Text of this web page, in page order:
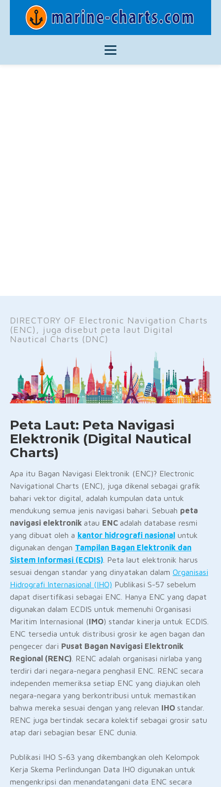
DIRECTORY OF Electronic Navigation Charts
(ENC), juga disebut peta laut Digital
Nautical Charts (DNC)
Peta Laut: Peta Navigasi
Elektronik (Digital Nautical
Charts)
Apa itu Bagan Navigasi Elektronik (ENC)? Electronic
Navigational Charts (ENC), juga dikenal sebagai grafik
bahari vektor digital, adalah kumpulan data untuk
mendukung semua jenis navigasi bahari. Sebuah peta
navigasi elektronik atau ENC adalah database resmi
yang dibuat oleh a kantor hidrografi nasional untuk
digunakan dengan Tampilan Bagan Elektronik dan
Sistem Informasi (ECDIS) . Peta laut elektronik harus
sesuai dengan standar yang dinyatakan dalam Organisasi
Hidrografi Internasional (IHO) Publikasi S-57 sebelum
dapat disertifikasi sebagai ENC. Hanya ENC yang dapat
digunakan dalam ECDIS untuk memenuhi Organisasi
Maritim Internasional (IMO) standar kinerja untuk ECDIS.
ENC tersedia untuk distribusi grosir ke agen bagan dan
pengecer dari Pusat Bagan Navigasi Elektronik
Regional (RENC) . RENC adalah organisasi nirlaba yang
terdiri dari negara-negara penghasil ENC. RENC secara
independen memeriksa setiap ENC yang diajukan oleh
negara-negara yang berkontribusi untuk memastikan
bahwa mereka sesuai dengan yang relevan IHO standar.
RENC juga bertindak secara kolektif sebagai grosir satu
atap dari sebagian besar ENC dunia.
Publikasi IHO S-63 yang dikembangkan oleh Kelompok
Kerja Skema Perlindungan Data IHO digunakan untuk
mengenkripsi dan menandatangani data ENC secara